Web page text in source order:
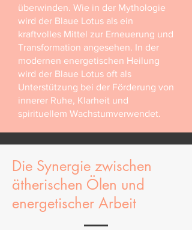
überwinden. Wie in der Mythologie
wird der Blaue Lotus als ein
kraftvolles Mittel zur Erneuerung und
Transformation angesehen. In der
modernen energetischen Heilung
wird der Blaue Lotus oft als
Unterstützung bei der Förderung von
innerer Ruhe, Klarheit und
spirituellem Wachstumverwendet.
Die Synergie zwischen
ätherischen Ölen und
energetischer Arbeit